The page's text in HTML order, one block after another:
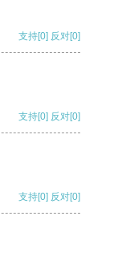
支持[0] 反对[0]
支持[0] 反对[0]
支持[0] 反对[0]